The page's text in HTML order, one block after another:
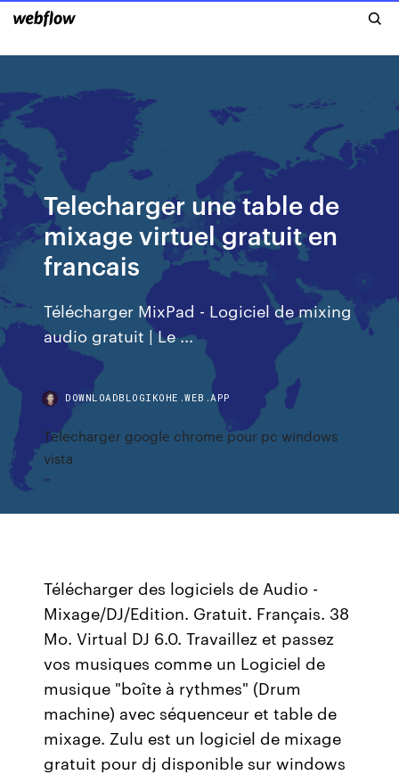
Telecharger une table de
mixage virtuel gratuit en
francais
Télécharger MixPad - Logiciel de mixing
audio gratuit | Le ...
DOWNLOADBLOGIKOHE.WEB.APP
Telecharger google chrome pour pc windows
vista
Télécharger des logiciels de Audio -
Mixage/DJ/Edition. Gratuit. Français. 38
Mo. Virtual DJ 6.0. Travaillez et passez
vos musiques comme un Logiciel de
musique "boîte à rythmes" (Drum
machine) avec séquenceur et table de
mixage. Zulu est un logiciel de mixage
gratuit pour dj disponible sur windows